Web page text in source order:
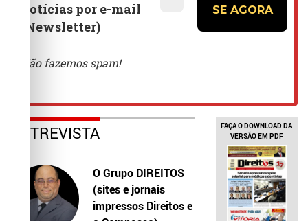
ENTREVISTA
O Grupo DIREITOS
(sites e jornais
impressos Direitos e
FAÇA O DOWNLOAD DA
VERSÃO EM PDF